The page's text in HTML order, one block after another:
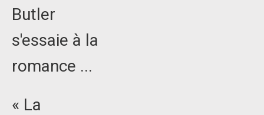
Butler
s'essaie à la
romance ...
« La